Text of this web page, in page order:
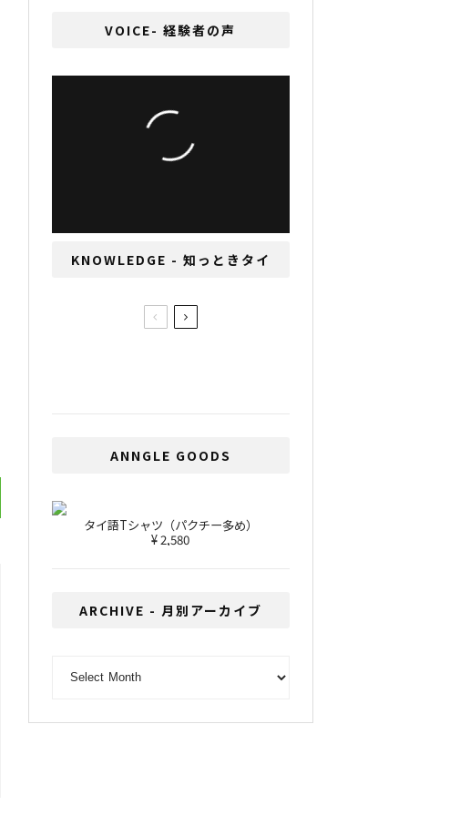
VOICE- 経験者の声
タイ進出を目指す中小企
業支援コーディネータ
KNOWLEDGE - 知っときタイ
ANNGLE GOODS
タイ語Tシャツ（パクチー多め）
¥ 2,580
ARCHIVE - 月別アーカイブ
ARCHIVE - 月別アーカイブ